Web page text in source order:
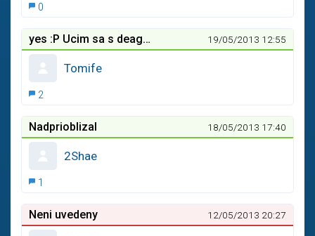
0
yes :P Ucim sa s deaglom 19/05/2013 12:55
Tomife
2
Nadprioblizal 18/05/2013 17:40
2Shae
1
Neni uvedeny 12/05/2013 20:27